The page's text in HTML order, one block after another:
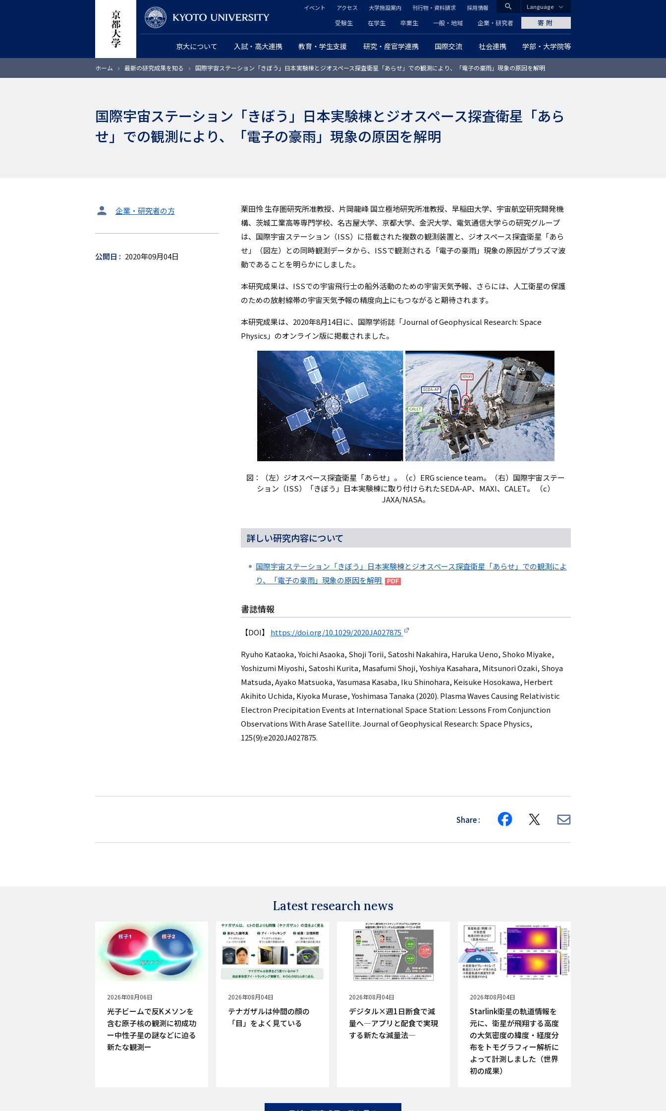
ン
CLOSE
search
グ
ロ
京大について 入試・高大連携 教育・学生支援 研究・産官学連携 国際交流 社会連携 学部・大学院等
ヘ
ッ
ダ
プ
ラ
ー
リ
ン
ク
受験生 在学生 卒業生 一般・地域 企業・研究者
ッ
ダ
ー
カ
ン
ー
リ
ン
ク
イベント アクセス 大学施設案内 刊行物・資料請求 採用情報
寄附
Language
ホーム 最新の研究成果を知る 国際宇宙ステーション「きぼう」日本実験棟とジオスペース探査衛星「あらせ」での観測により、「電子の豪雨」現象の原因を解明
国際宇宙ステーション「きぼう」日本実験棟とジオスペース探査衛星「あら
せ」での観測により、「電子の豪雨」現象の原因を解明
タ
ッ
企業・研究者の方
公開日 2020年09月04日
栗田怜 生存圏研究所准教授、片岡龍峰 国立極地研究所准教授、早稲田大学、宇宙航空研究開発機
構、茨城工業高等専門学校、名古屋大学、京都大学、金沢大学、電気通信大学らの研究グループ
は、国際宇宙ステーション（ISS）に搭載された複数の観測装置と、ジオスペース探査衛星「あら
せ」（図左）との同時観測データから、ISSで観測される「電子の豪雨」現象の原因がプラズマ波
動であることを明らかにしました。
本研究成果は、ISSでの宇宙飛行士の船外活動のための宇宙天気予報、さらには、人工衛星の保護
のための放射線帯の宇宙天気予報の精度向上にもつながると期待されます。
本研究成果は、2020年8月14日に、国際学術誌「Journal of Geophysical Research: Space
Physics」のオンライン版に掲載されました。
図：（左）ジオスペース探査衛星「あらせ」。（c）ERG science team。（右）国際宇宙ステー
ション（ISS）「きぼう」日本実験棟に取り付けられたSEDA-AP、MAXI、CALET。
（c）
JAXA/NASA。
詳しい研究内容について
国際宇宙ステーション「きぼう」日本実験棟とジオスペース探査衛星「あらせ」での観測によ
り、「電子の豪雨」現象の原因を解明
書誌情報
【DOI】 https://doi.org/10.1029/2020JA027875
Ryuho Kataoka, Yoichi Asaoka, Shoji Torii, Satoshi Nakahira, Haruka Ueno, Shoko Miyake,
Yoshizumi Miyoshi, Satoshi Kurita, Masafumi Shoji, Yoshiya Kasahara, Mitsunori Ozaki, Shoya
Matsuda, Ayako Matsuoka, Yasumasa Kasaba, Iku Shinohara, Keisuke Hosokawa, Herbert
Akihito Uchida, Kiyoka Murase, Yoshimasa Tanaka (2020). Plasma Waves Causing Relativistic
Electron Precipitation Events at International Space Station: Lessons From Conjunction
Observations With Arase Satellite. Journal of Geophysical Research: Space Physics,
125(9):e2020JA027875.
Share Share Share
Latest research news
公
開
日
2026年08月06日
光子ビームで反Kメソンを
含む原子核の観測に初成功
ー中性子星の謎などに迫る
新たな観測ー
公
開
日
2026年08月04日
テナガザルは仲間の顔の
「目」をよく見ている
公
開
日
2026年08月04日
デジタル×週1日断食で減
量へ―アプリと配食で実現
する新たな減量法―
公
開
日
2026年08月04日
Starlink衛星の軌道情報を
元に、衛星が飛翔する高度
の大気密度の緯度・経度分
布をトモグラフィー解析に
よって計測しました（世界
初の成果）